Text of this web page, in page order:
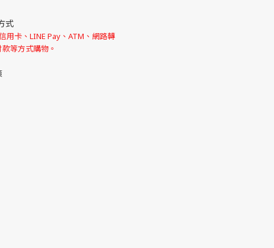
式
用卡、LINE Pay、ATM、網路轉
等方式購物。